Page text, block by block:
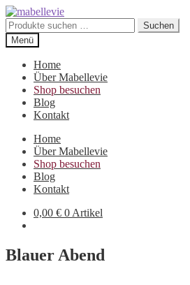
Zur
Navigation
springen
Zum
Inhalt
springen
Suchen
nach:
Suchen
Menü
Home
Über Mabellevie
Shop besuchen
Blog
Kontakt
Home
Über Mabellevie
Shop besuchen
Blog
Kontakt
0,00 € 0 Artikel
Blauer Abend